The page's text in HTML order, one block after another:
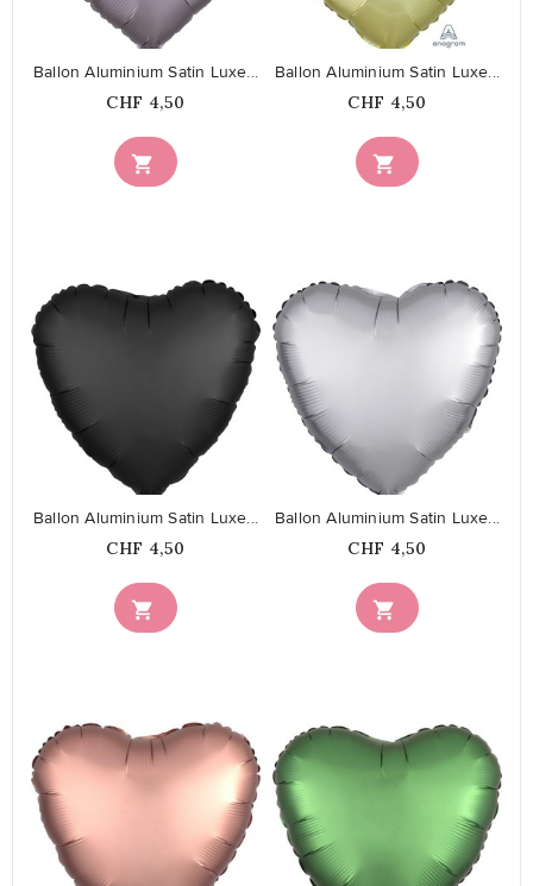

Ballon Aluminium Satin Luxe...
Prix
CHF 4,50

Ballon Aluminium Satin Luxe...
Prix
CHF 4,50
favorite_border

Ballon Aluminium Satin Luxe...
Prix
CHF 4,50
favorite_border

Ballon Aluminium Satin Luxe...
Prix
CHF 4,50
favorite_border favorite_border